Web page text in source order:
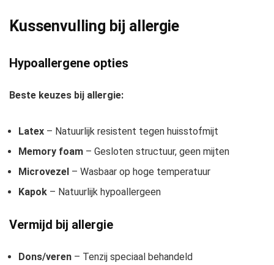
Kussenvulling bij allergie
Hypoallergene opties
Beste keuzes bij allergie:
Latex – Natuurlijk resistent tegen huisstofmijt
Memory foam – Gesloten structuur, geen mijten
Microvezel – Wasbaar op hoge temperatuur
Kapok – Natuurlijk hypoallergeen
Vermijd bij allergie
Dons/veren – Tenzij speciaal behandeld